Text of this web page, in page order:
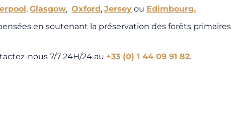
, Glasgow, Oxford, Jersey ou Edimbourg.
en soutenant la préservation des forêts primaires
nous 7/7 24H/24 au +33 (0) 1 44 09 91 82.